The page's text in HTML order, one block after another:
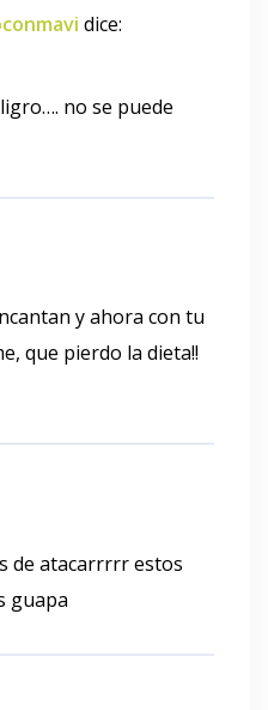
dice:
no se puede
y ahora con tu
que pierdo la dieta!!
de atacarrrrr estos
guapa